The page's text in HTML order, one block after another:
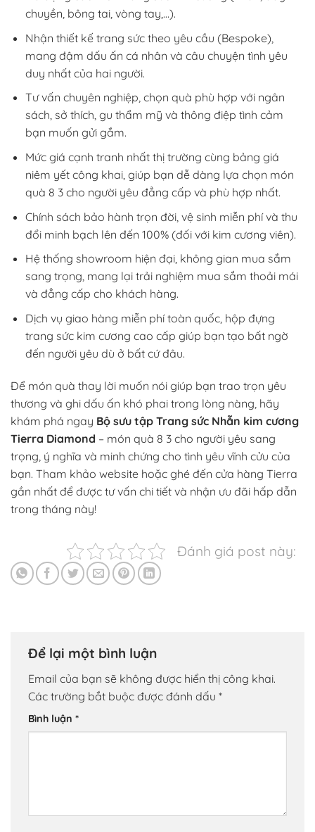
chuyền, bông tai, vòng tay,…).
Nhận thiết kế trang sức theo yêu cầu (Bespoke),
mang đậm dấu ấn cá nhân và câu chuyện tình yêu
duy nhất của hai người.
Tư vấn chuyên nghiệp, chọn quà phù hợp với ngân
sách, sở thích, gu thẩm mỹ và thông điệp tình cảm
bạn muốn gửi gắm.
Mức giá cạnh tranh nhất thị trường cùng bảng giá
niêm yết công khai, giúp bạn dễ dàng lựa chọn món
quà 8 3 cho người yêu đẳng cấp và phù hợp nhất.
Chính sách bảo hành trọn đời, vệ sinh miễn phí và thu
đổi minh bạch lên đến 100% (đối với kim cương viên).
Hệ thống showroom hiện đại, không gian mua sắm
sang trọng, mang lại trải nghiệm mua sắm thoải mái
và đẳng cấp cho khách hàng.
Dịch vụ giao hàng miễn phí toàn quốc, hộp đựng
trang sức kim cương cao cấp giúp bạn tạo bất ngờ
đến người yêu dù ở bất cứ đâu.
Để món quà thay lời muốn nói giúp bạn trao trọn yêu
thương và ghi dấu ấn khó phai trong lòng nàng, hãy
khám phá ngay Bộ sưu tập Trang sức Nhẫn kim cương
Tierra Diamond – món quà 8 3 cho người yêu sang
trọng, ý nghĩa và minh chứng cho tình yêu vĩnh cửu của
bạn. Tham khảo website hoặc ghé đến cửa hàng Tierra
gần nhất để được tư vấn chi tiết và nhận ưu đãi hấp dẫn
trong tháng này!
Đánh giá post này:
Để lại một bình luận
Email của bạn sẽ không được hiển thị công khai.
Các trường bắt buộc được đánh dấu *
Bình luận *